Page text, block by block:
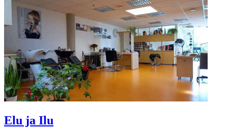
Elu ja Ilu